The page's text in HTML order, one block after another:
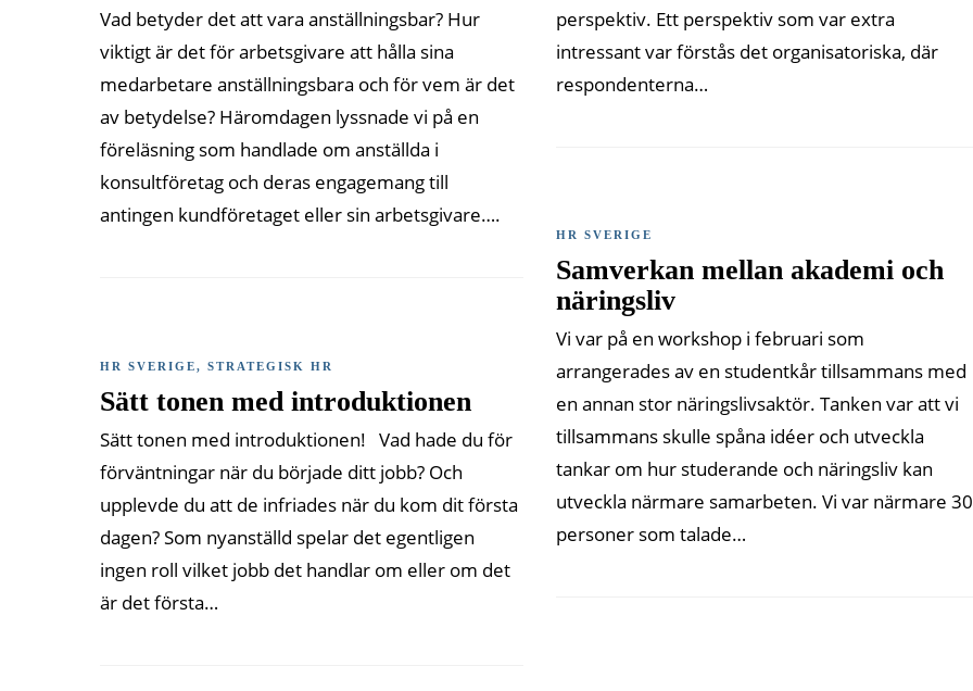
perspektiv. Ett perspektiv som var extra
intressant var förstås det organisatoriska, där
respondenterna…
Vad betyder det att vara anställningsbar? Hur
viktigt är det för arbetsgivare att hålla sina
medarbetare anställningsbara och för vem är det
av betydelse? Häromdagen lyssnade vi på en
föreläsning som handlade om anställda i
konsultföretag och deras engagemang till
antingen kundföretaget eller sin arbetsgivare….
HR SVERIGE
Samverkan mellan akademi och
näringsliv
Vi var på en workshop i februari som
arrangerades av en studentkår tillsammans med
en annan stor näringslivsaktör. Tanken var att vi
tillsammans skulle spåna idéer och utveckla
tankar om hur studerande och näringsliv kan
utveckla närmare samarbeten. Vi var närmare 30
personer som talade…
HR SVERIGE, STRATEGISK HR
Sätt tonen med introduktionen
Sätt tonen med introduktionen! Vad hade du för
förväntningar när du började ditt jobb? Och
upplevde du att de infriades när du kom dit första
dagen? Som nyanställd spelar det egentligen
ingen roll vilket jobb det handlar om eller om det
är det första…